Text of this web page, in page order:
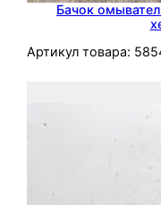
Бачок
Артикул товара: